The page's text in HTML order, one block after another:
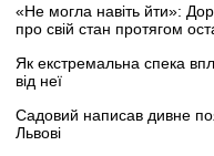
«Не могла навіть йти»:
про свій стан протягом
Як екстремальна спека
від неї
Садовий написав дивне
Львові